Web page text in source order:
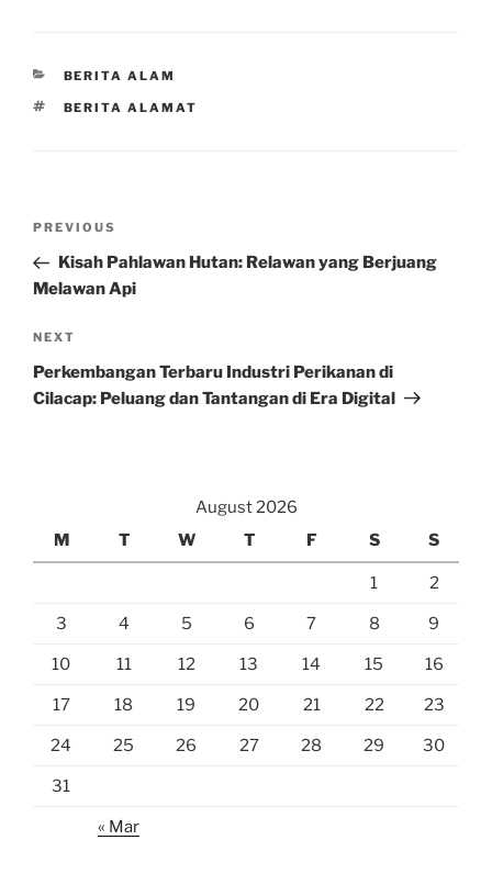
CATEGORIES
BERITA ALAM
TAGS
BERITA ALAMAT
Previous
Post
PREVIOUS
Kisah Pahlawan Hutan: Relawan yang Berjuang
Melawan Api
Next
Post
NEXT
Perkembangan Terbaru Industri Perikanan di
Cilacap: Peluang dan Tantangan di Era Digital
August 2026
M
T W T F S S
1 2
3 4 5 6 7 8 9
10 11 12 13 14 15 16
17 18 19 20 21 22 23
24 25 26 27 28 29 30
31
« Mar